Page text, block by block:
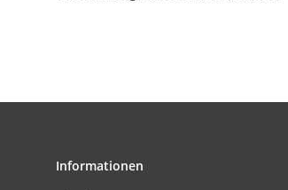
Informationen